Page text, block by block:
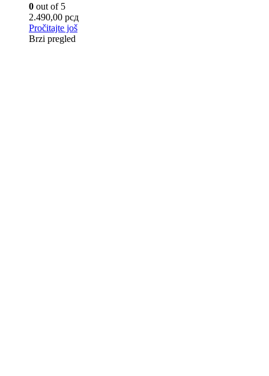
0 out of 5
2.490,00 рсд
Pročitajte još
Brzi pregled